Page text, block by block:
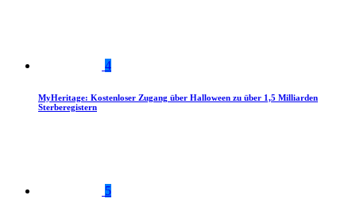
4
MyHeritage: Kostenloser Zugang über Halloween zu über 1,5 Milliarden
Sterberegistern
5